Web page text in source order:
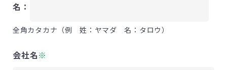
名：
全角カタカナ（例 姓：ヤマダ 名：タロウ）
会社名※